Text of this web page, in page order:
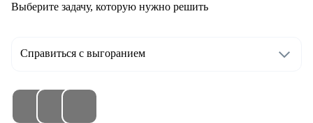
Выберите задачу, которую нужно решить
Справиться с выгоранием